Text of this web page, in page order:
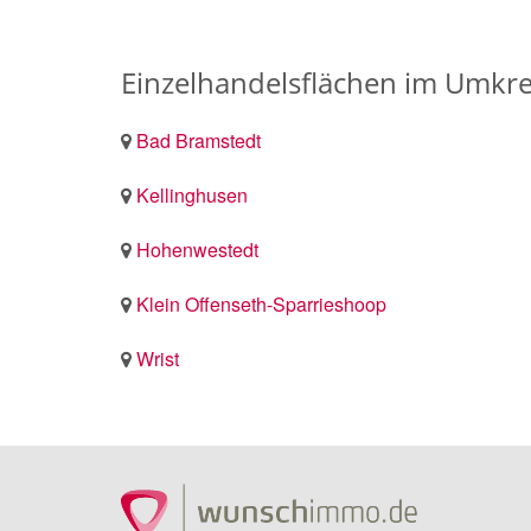
Einzelhandelsflächen im
Bad Bramstedt
Kellinghusen
Hohenwestedt
Klein Offenseth-Sparrieshoop
Wrist